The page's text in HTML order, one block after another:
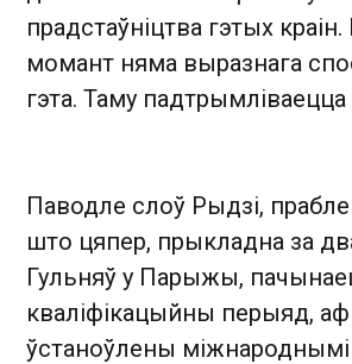
прадстаўніцтва гэтых
момант няма выразнага
гэта. Таму падтрымліваецца
Паводле слоў Рыдзі,
што цяпер, прыкладна за
Гульняў у Парыжы,
кваліфікацыйны перыяд,
ўстаноўлены міжнароднымі